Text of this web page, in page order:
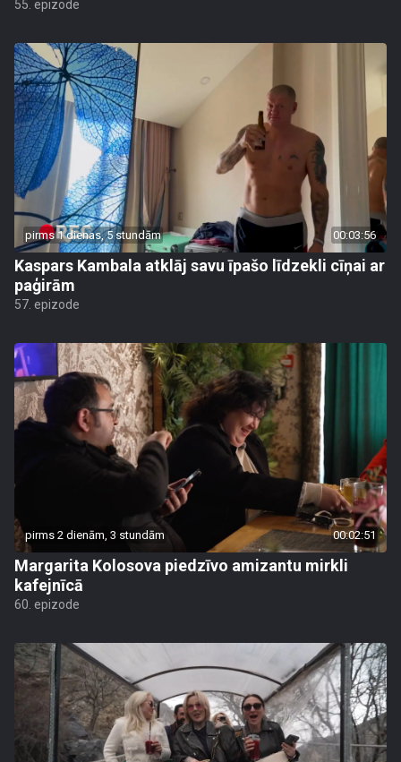
55. epizode
pirms 1 dienas, 5 stundām 00:03:56
Kaspars Kambala atklāj savu īpašo līdzekli cīņai ar
paģirām
57. epizode
pirms 2 dienām, 3 stundām 00:02:51
Margarita Kolosova piedzīvo amizantu mirkli
kafejnīcā
60. epizode